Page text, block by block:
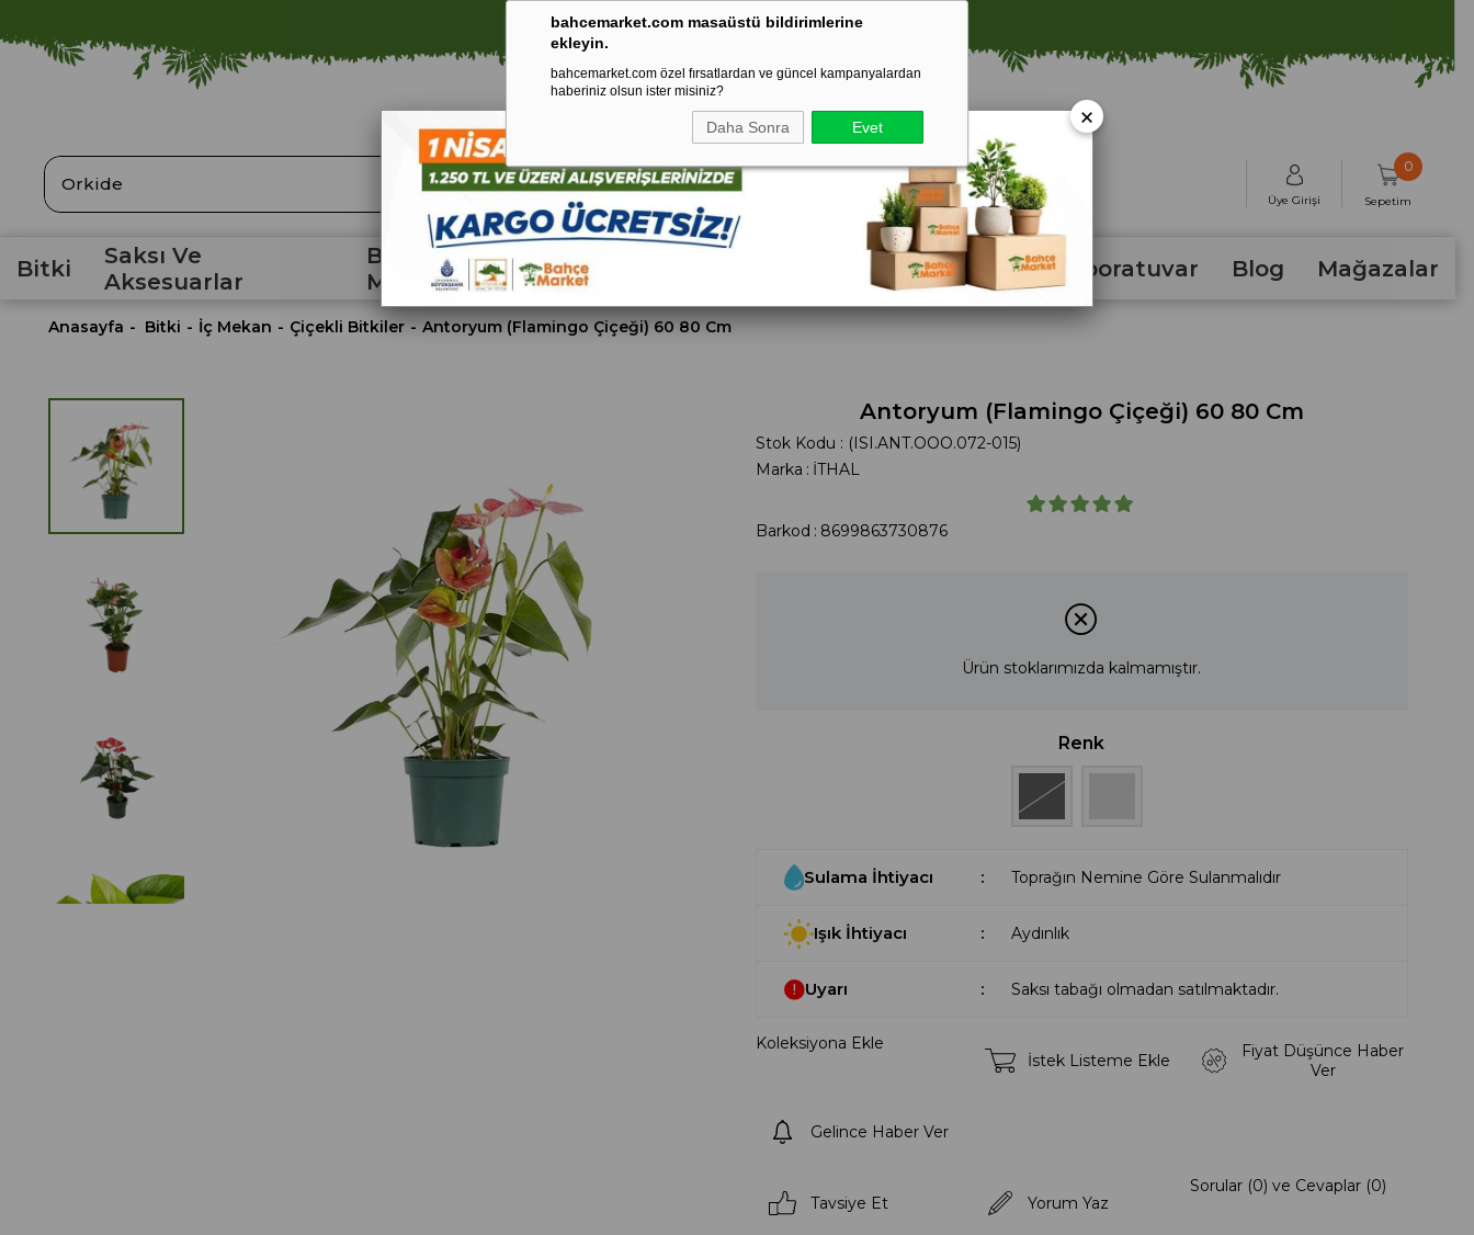
bahcemarket.com masaüstü bildirimlerine
ekleyin.
bahcemarket.com özel fırsatlardan ve güncel kampanyalardan
haberiniz olsun ister misiniz?
Daha Sonra Evet
⚠️ SATIŞLARIMIZ YALNIZCA İSTANBUL İLİ İLE SINIRLIDIR.
ARA
Üye Girişi Sepetim
0
Bitki
Saksı Ve
Aksesuarlar
Bahçe
Malzemeleri
Tohum Laboratuvar Blog Mağazalar
Anasayfa Bitki İç Mekan Çiçekli Bitkiler Antoryum (Flamingo Çiçeği) 60 80 Cm
Antoryum (Flamingo Çiçeği) 60 80 Cm
Stok Kodu
(ISI.ANT.OOO.072-015)
Marka : İTHAL
Barkod : 8699863730876
Ürün stoklarımızda kalmamıştır.
Renk
Sulama İhtiyacı Toprağın Nemine Göre Sulanmalıdır
Işık İhtiyacı Aydınlık
Uyarı Saksı tabağı olmadan satılmaktadır.
Koleksiyona Ekle
İstek Listeme Ekle
Fiyat Düşünce Haber
Ver
Gelince Haber Ver
Tavsiye Et Yorum Yaz
Sorular (0) ve Cevaplar (0)
×